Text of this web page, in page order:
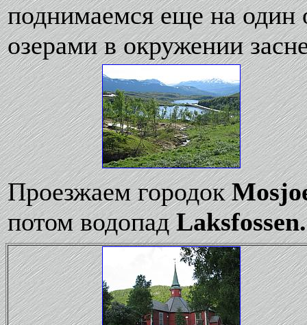
поднимаемся еще на один
озерами в окружении
Проезжаем городок
потом водопад